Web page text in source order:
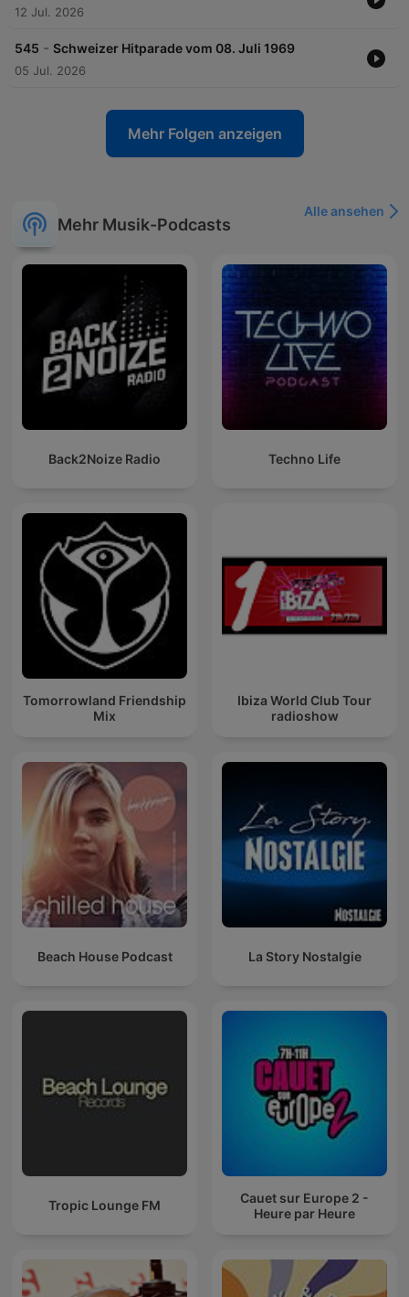
12 Jul. 2026
545 - Schweizer Hitparade vom 08. Juli 1969
05 Jul. 2026
Mehr Folgen anzeigen
Mehr Musik-Podcasts
Alle ansehen
Back2Noize Radio Techno Life
Tomorrowland Friendship
Mix
Ibiza World Club Tour
radioshow
Beach House Podcast La Story Nostalgie
Tropic Lounge FM
Cauet sur Europe 2 -
Heure par Heure